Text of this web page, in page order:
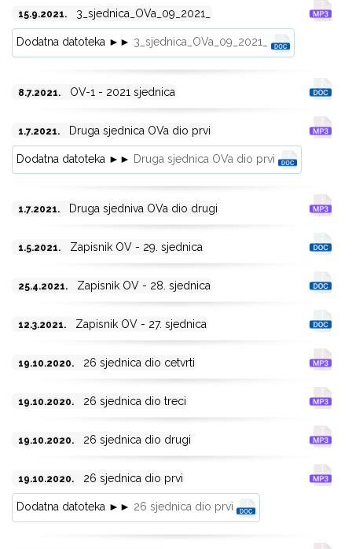
15.9.2021. 3_sjednica_OVa_09_2021_
Dodatna datoteka ►► 3_sjednica_OVa_09_2021_
8.7.2021. OV-1 - 2021 sjednica
1.7.2021. Druga sjednica OVa dio prvi
Dodatna datoteka ►► Druga sjednica OVa dio prvi
1.7.2021. Druga sjedniva OVa dio drugi
1.5.2021. Zapisnik OV - 29. sjednica
25.4.2021. Zapisnik OV - 28. sjednica
12.3.2021. Zapisnik OV - 27. sjednica
19.10.2020. 26 sjednica dio cetvrti
19.10.2020. 26 sjednica dio treci
19.10.2020. 26 sjednica dio drugi
19.10.2020. 26 sjednica dio prvi
Dodatna datoteka ►► 26 sjednica dio prvi